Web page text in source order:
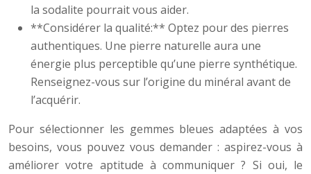
la sodalite pourrait vous aider.
**Considérer la qualité:** Optez pour des pierres
authentiques. Une pierre naturelle aura une
énergie plus perceptible qu’une pierre synthétique.
Renseignez-vous sur l’origine du minéral avant de
l’acquérir.
Pour sélectionner les gemmes bleues adaptées à vos
besoins, vous pouvez vous demander : aspirez-vous à
améliorer votre aptitude à communiquer ? Si oui, le